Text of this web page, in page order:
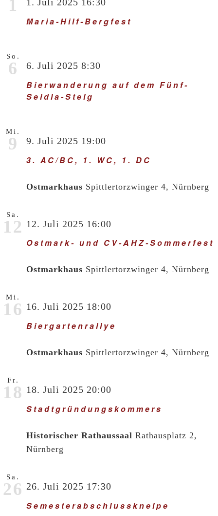
1
Maria-Hilf-Bergfest
So.
6
Bierwanderung auf dem Fünf-
Seidla-Steig
6. Juli 2025 8:30
Mi.
9
3. AC/BC, 1. WC, 1. DC
9. Juli 2025 19:00
Ostmarkhaus Spittlertorzwinger 4, Nürnberg
Sa.
12
Ostmark- und CV-AHZ-Sommerfest
12. Juli 2025 16:00
Ostmarkhaus Spittlertorzwinger 4, Nürnberg
Mi.
16
Biergartenrallye
16. Juli 2025 18:00
Ostmarkhaus Spittlertorzwinger 4, Nürnberg
Fr.
18
Stadtgründungskommers
18. Juli 2025 20:00
Historischer Rathaussaal Rathausplatz 2,
Nürnberg
Sa.
26
Semesterabschlusskneipe
26. Juli 2025 17:30